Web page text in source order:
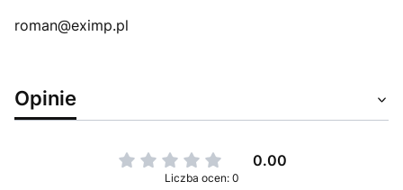
roman@eximp.pl
Opinie
0.00
Liczba ocen: 0